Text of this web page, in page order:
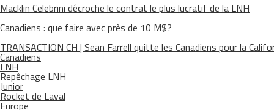
Macklin Celebrini décroche le contrat le plus lucratif de la LNH
Canadiens : que faire avec près de 10 M$?
TRANSACTION CH | Sean Farrell quitte les Canadiens pour la
Canadiens
LNH
Repêchage LNH
Junior
Rocket de Laval
Europe